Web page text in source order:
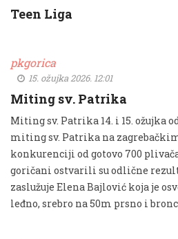
Teen Liga
pkgorica
15. ožujka 2026. 12:01
Miting sv. Patrika
Miting sv. Patrika 14. i 15. ožujka
miting sv. Patrika na
konkurenciji od gotovo 700
goričani ostvarili su odlične
zaslužuje Elena Bajlović koja je
leđno, srebro na 50m prsno i